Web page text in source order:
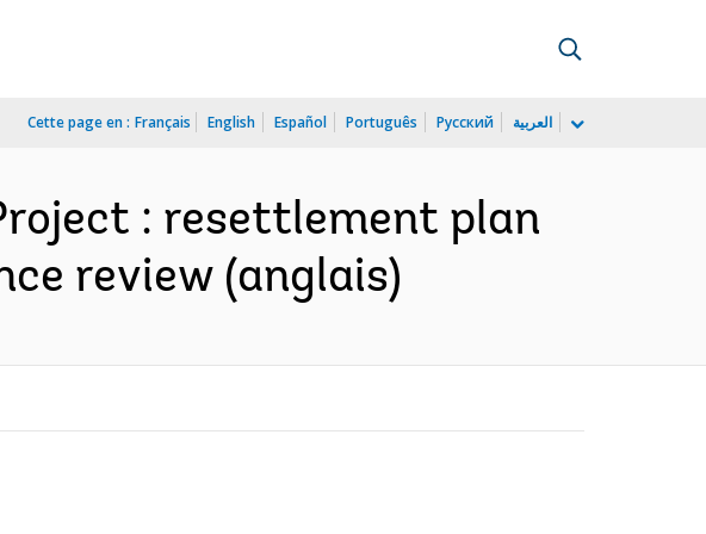
Cette page en : Français English Español Português Русский العربية
: resettlement plan
review (anglais)